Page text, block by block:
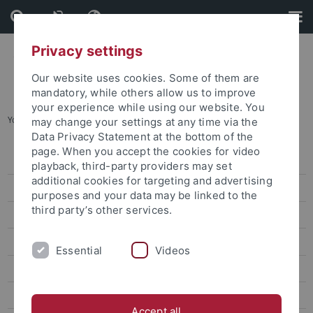
Skip
to
content
Skip
to
footer
You are here: Home ... Veranstaltungskalender
Events
Veranstaltungskalender
Kongresse und Tagungen
Aktuelle Ausstellungen
Culture and the arts
Privacy settings
Our website uses cookies. Some of them are
mandatory, while others allow us to improve
your experience while using our website. You
may change your settings at any time via the
Data Privacy Statement at the bottom of the
page. When you accept the cookies for video
playback, third-party providers may set
additional cookies for targeting and advertising
purposes and your data may be linked to the
third party’s other services.
Essential Videos